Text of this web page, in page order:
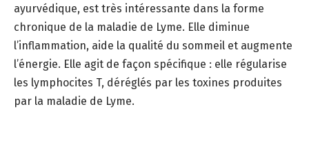
ayurvédique, est très intéressante dans la forme
chronique de la maladie de Lyme. Elle diminue
l’inflammation, aide la qualité du sommeil et augmente
l’énergie. Elle agit de façon spécifique : elle régularise
les lymphocites T, déréglés par les toxines produites
par la maladie de Lyme.